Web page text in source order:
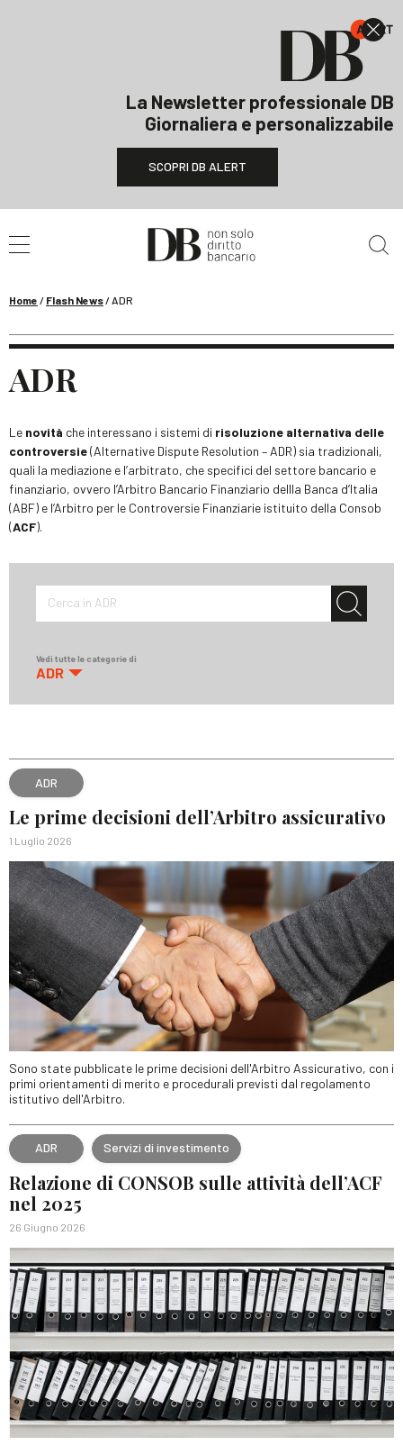
La Newsletter professionale DB
Giornaliera e personalizzabile
SCOPRI DB ALERT
Home / Flash News/ADR
ADR
Le novità che interessano i sistemi di risoluzione alternativa delle
controversie(Alternative Dispute Resolution – ADR) sia tradizionali,
quali la mediazione e l’arbitrato, che specifici del settore bancario e
finanziario, ovvero l’Arbitro Bancario Finanziario dellla Banca d’Italia
(ABF) e l’Arbitro per le Controversie Finanziarie istituito della Consob
(ACF).
Cerca in ADR
Vedi tutte le categorie di
ADR
ADR
Le prime decisioni dell’Arbitro assicurativo
1 Luglio 2026
Sono state pubblicate le prime decisioni dell'Arbitro Assicurativo, con i
primi orientamenti di merito e procedurali previsti dal regolamento
istitutivo dell'Arbitro.
ADR Servizi di investimento
Relazione di CONSOB sulle attività dell’ACF
nel 2025
26 Giugno 2026